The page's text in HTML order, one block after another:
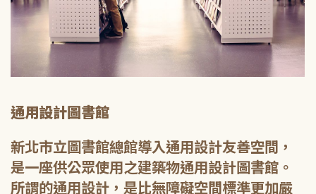
通用設計圖書館
新北市立圖書館總館導入通用設計友善空間，
是一座供公眾使用之建築物通用設計圖書館。
所謂的通用設計，是比無障礙空間標準更加嚴